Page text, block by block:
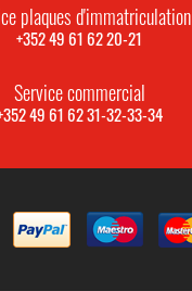
plaques d'immatriculation
+352 49 61 62 20-21
Service commercial
49 61 62 31-32-33-34